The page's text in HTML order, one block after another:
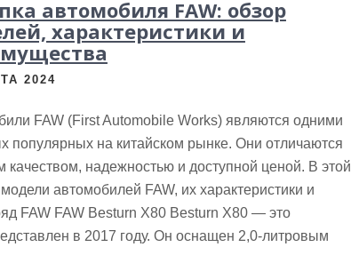
автомобиля FAW: обзор
характеристики и
2024
FAW (First Automobile Works) являются одними
популярных на китайском рынке. Они отличаются
качеством, надежностью и доступной ценой. В этой
автомобилей FAW, их характеристики и
FAW FAW Besturn X80 Besturn X80 — это
в 2017 году. Он оснащен 2,0-литровым